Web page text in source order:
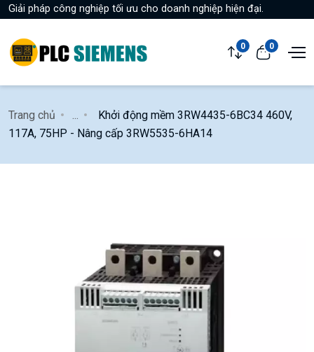
Giải pháp công nghiệp tối ưu cho doanh nghiệp hiện đại.
0 0
Trang chủ
Khởi động mềm 3RW4435-6BC34 460V,
117A, 75HP - Nâng cấp 3RW5535-6HA14